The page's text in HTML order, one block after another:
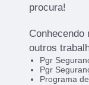
procura!
Conhecendo
outros
Pgr
Pgr
Programa